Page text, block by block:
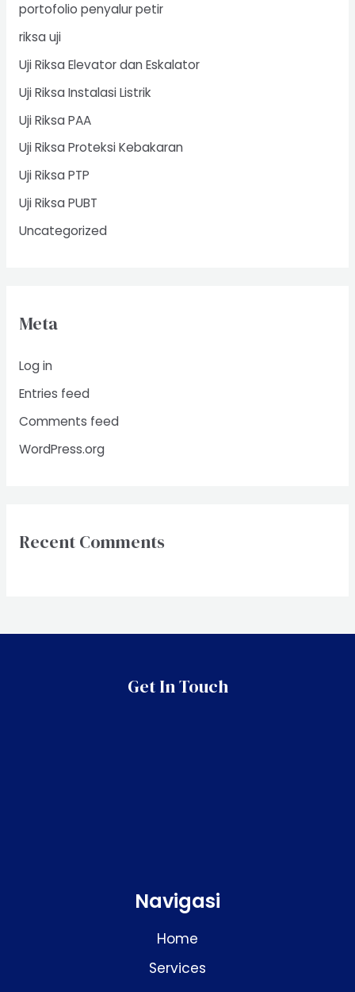
portofolio penyalur petir
riksa uji
Uji Riksa Elevator dan Eskalator
Uji Riksa Instalasi Listrik
Uji Riksa PAA
Uji Riksa Proteksi Kebakaran
Uji Riksa PTP
Uji Riksa PUBT
Uncategorized
Meta
Log in
Entries feed
Comments feed
WordPress.org
Recent Comments
Get In Touch
Navigasi
Home
Services